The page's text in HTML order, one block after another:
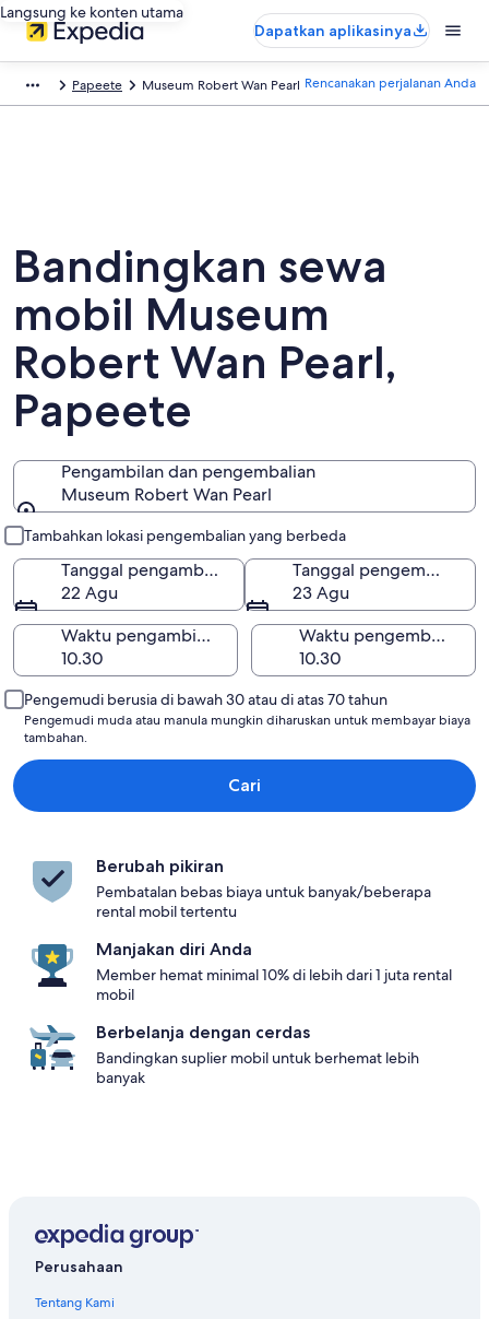
Langsung ke konten utama
Dapatkan aplikasinya
Papeete Museum Robert Wan Pearl Rencanakan perjalanan Anda
Bandingkan sewa
mobil Museum
Robert Wan Pearl,
Papeete
Pengambilan dan pengembalian
Museum Robert Wan Pearl
Tambahkan lokasi pengembalian yang berbeda
Tanggal pengambilan
22 Agu
Tanggal pengembalian
23 Agu
Waktu pengambilan
Waktu pengembalian
Pengemudi berusia di bawah 30 atau di atas 70 tahun
Pengemudi muda atau manula mungkin diharuskan untuk membayar biaya
tambahan.
Cari
Berubah pikiran
Pembatalan bebas biaya untuk banyak/beberapa
rental mobil tertentu
Manjakan diri Anda
Member hemat minimal 10% di lebih dari 1 juta rental
mobil
Berbelanja dengan cerdas
Bandingkan suplier mobil untuk berhemat lebih
banyak
Perusahaan
Tentang Kami